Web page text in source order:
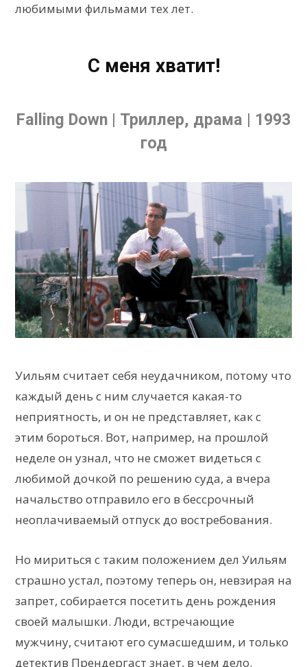
любимыми фильмами тех лет.
С меня хватит!
Falling Down | Триллер, драма | 1993
год
Уильям считает себя неудачником, потому что
каждый день с ним случается какая-то
неприятность, и он не представляет, как с
этим бороться. Вот, например, на прошлой
неделе он узнал, что не сможет видеться с
любимой дочкой по решению суда, а вчера
начальство отправило его в бессрочный
неоплачиваемый отпуск до востребования.
Но мириться с таким положением дел Уильям
страшно устал, поэтому теперь он, невзирая на
запрет, собирается посетить день рождения
своей малышки. Люди, встречающие
мужчину, считают его сумасшедшим, и только
детектив Прендергаст знает, в чем дело.